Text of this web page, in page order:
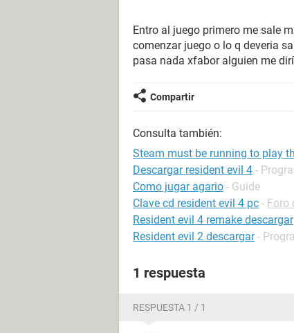
Entro al juego primero me sale
comenzar juego o lo q deveria
pasa nada xfabor alguien me
Compartir
Consulta también:
Steam must be running to play
Descargar resident evil 4 -
Como jugar agario - Guide
Clave cd resident evil 4 pc - Foro
Resident evil 4 remake descargar
Resident evil 2 descargar -
1 respuesta
RESPUESTA 1 / 1